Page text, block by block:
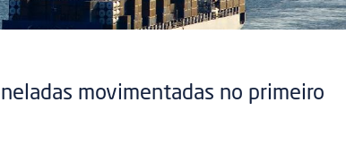
movimentadas no primeiro